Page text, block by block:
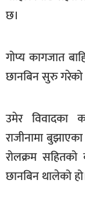
साहित्य
छ।
गोप्य कागजात
छानबिन सुरु गरेको
उमेर विवादका
राजीनामा
रोलक्रम
छानबिन थालेको